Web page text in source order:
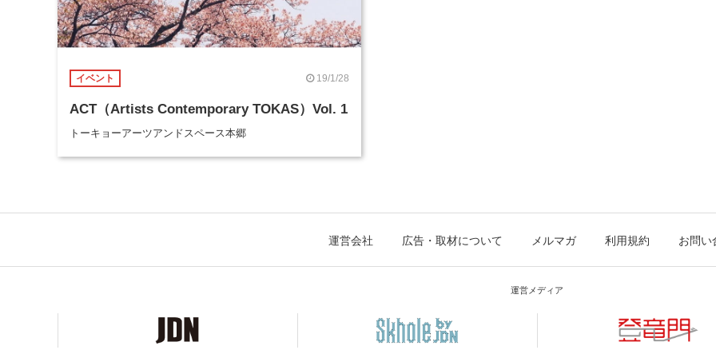
イベント 19/1/28
ACT（Artists Contemporary TOKAS）Vol. 1
トーキョーアーツアンドスペース本郷
運営会社 広告・取材について メルマガ 利用規約 お問い
運営メディア